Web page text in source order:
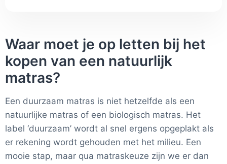
matrassen - tot wel 20 jaar!
Waar moet je op letten bij het
kopen van een natuurlijk
matras?
Een duurzaam matras is niet hetzelfde als een
natuurlijke matras of een biologisch matras. Het
label ‘duurzaam’ wordt al snel ergens opgeplakt als
er rekening wordt gehouden met het milieu. Een
mooie stap, maar qua matraskeuze zijn we er dan